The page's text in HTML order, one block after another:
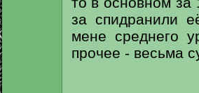
за спидранили
мене среднего
прочее - весьма